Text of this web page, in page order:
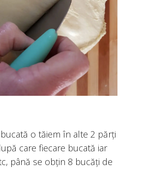
bucată o tăiem în alte 2 părți
care fiecare bucată iar
până se obțin 8 bucăți de